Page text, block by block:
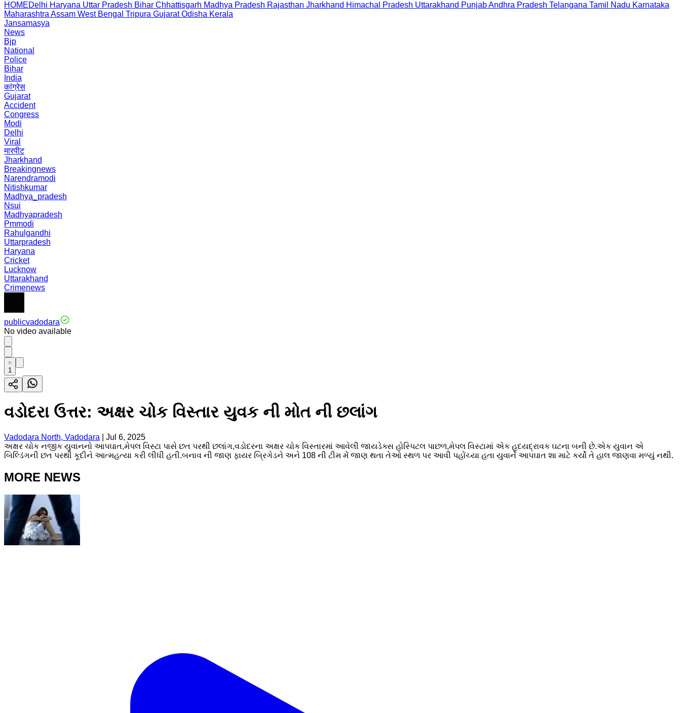
HOMEDelhi Haryana Uttar Pradesh Bihar Chhattisgarh Madhya Pradesh Rajasthan Jharkhand Himachal Pradesh Uttarakhand PunjabAndhra Pradesh Telangana Tamil Nadu Karnataka
Maharashtra Assam West Bengal Tripura Gujarat Odisha Kerala
Jansamasya
News
Bjp
National
Police
Bihar
India
कांग्रेस
Gujarat
Accident
Congress
Modi
Delhi
Viral
मारपीट
Jharkhand
Breakingnews
Narendramodi
Nitishkumar
Madhya_pradesh
Nsui
Madhyapradesh
Pmmodi
Rahulgandhi
Uttarpradesh
Haryana
Cricket
Lucknow
Uttarakhand
Crimenews
publicvadodara
No video available
1
વડોદરા ઉત્તર: અક્ષર ચોક વિસ્તાર યુવક ની મોત ની છલાંગ
Vadodara North, Vadodara
Jul 6, 2025
અક્ષર ચોક નજીક યુવાનનો આપઘાત,મેપલ વિસ્ટા પાસે છત પરથી છલાંગ,વડોદરના અક્ષર ચોક વિસ્તારમાં આવેલી જાયડેક્સ હોસ્પિટલ પાછળ,મેપલ વિસ્ટામાં એક હૃદયદ્રાવક ઘટના બની છે.એક યુવાન એ
બિલ્ડિંગની છત પરથી કૂદીને આત્મહત્યા કરી લીધી હતી.બનાવ ની જાણ ફાયર બ્રિગેડને અને 108 ની ટીમ મેં જાણ થતા તેઓ સ્થળ પર આવી પહોંચ્યા હતા યુવાને આપઘાત શા માટે કર્યો તે હાલ જાણવા મળ્યું નથી.
MORE NEWS